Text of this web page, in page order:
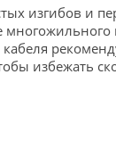
изгибов и
избежать